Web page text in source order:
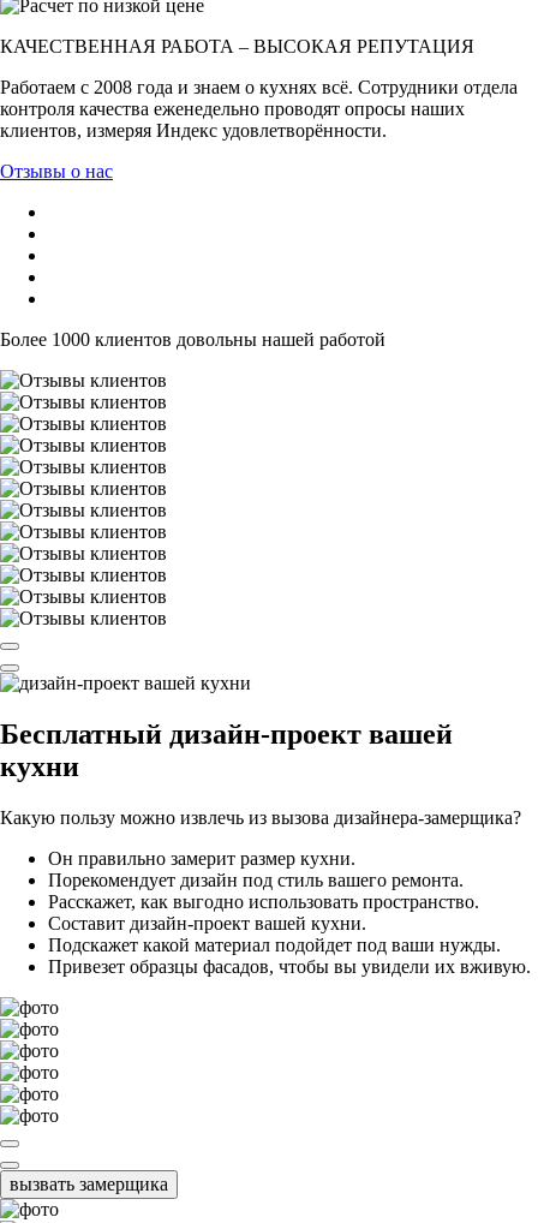
КАЧЕСТВЕННАЯ РАБОТА – ВЫСОКАЯ РЕПУТАЦИЯ
Работаем с 2008 года и знаем о кухнях всё. Сотрудники отдела
контроля качества еженедельно проводят опросы наших
клиентов, измеряя Индекс удовлетворённости.
Отзывы о нас
Более 1000 клиентов довольны нашей работой
Бесплатный дизайн-проект вашей
кухни
Какую пользу можно извлечь из вызова дизайнера-замерщика?
Он правильно замерит размер кухни.
Порекомендует дизайн под стиль вашего ремонта.
Расскажет, как выгодно использовать пространство.
Составит дизайн-проект вашей кухни.
Подскажет какой материал подойдет под ваши нужды.
Привезет образцы фасадов, чтобы вы увидели их вживую.
вызвать замерщика